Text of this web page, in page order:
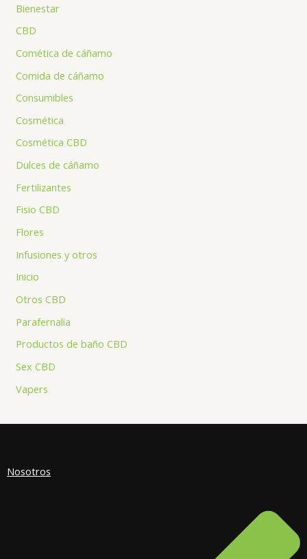
Bienestar
CBD
Comética de cáñamo
Comida de cáñamo
Consumibles
Cosmética
Cosmética CBD
Dulces de cáñamo
Fertilizantes
Fisio CBD
Flores
Infusiones y otros
Inicio
Otros CBD
Parafernalia
Productos de baño CBD
Sex CBD
Vapers
Nosotros